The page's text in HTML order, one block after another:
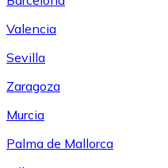
Valencia
Sevilla
Zaragoza
Murcia
Palma de Mallorca